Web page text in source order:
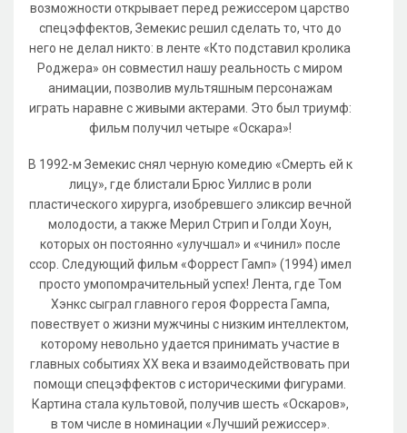
возможности открывает перед режиссером царство
спецэффектов, Земекис решил сделать то, что до
него не делал никто: в ленте «Кто подставил кролика
Роджера» он совместил нашу реальность с миром
анимации, позволив мультяшным персонажам
играть наравне с живыми актерами. Это был триумф:
фильм получил четыре «Оскара»!
В 1992-м Земекис снял черную комедию «Смерть ей к
лицу», где блистали Брюс Уиллис в роли
пластического хирурга, изобревшего эликсир вечной
молодости, а также Мерил Стрип и Голди Хоун,
которых он постоянно «улучшал» и «чинил» после
ссор. Следующий фильм «Форрест Гамп» (1994) имел
просто умопомрачительный успех! Лента, где Том
Хэнкс сыграл главного героя Форреста Гампа,
повествует о жизни мужчины с низким интеллектом,
которому невольно удается принимать участие в
главных событиях XX века и взаимодействовать при
помощи спецэффектов с историческими фигурами.
Картина стала культовой, получив шесть «Оскаров»,
в том числе в номинации «Лучший режиссер».